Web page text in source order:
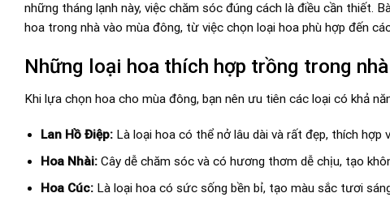
những tháng lạnh này, việc chăm sóc đúng cách là điều cần thiết.
hoa trong nhà vào mùa đông, từ việc chọn loại hoa phù hợp đến
Những loại hoa thích hợp trồng trong
Khi lựa chọn hoa cho mùa đông, bạn nên ưu tiên các loại có khả
Lan Hồ Điệp:Là loại hoa có thể nở lâu dài và rất đẹp, thích hợp
Hoa Nhài:Cây dễ chăm sóc và có hương thơm dễ chịu, tạo
Hoa Cúc:Là loại hoa có sức sống bền bỉ, tạo màu sắc tươi